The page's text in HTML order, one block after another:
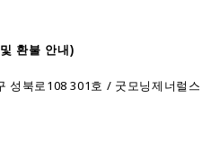
환불 안내)
성북로108 301호 / 굿모닝제너럴스